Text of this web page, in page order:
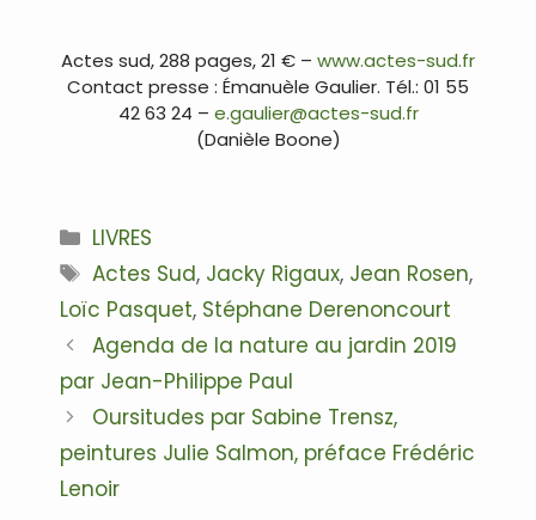
Actes sud, 288 pages, 21 € – www.actes-sud.fr
Contact presse : Émanuèle Gaulier. Tél.: 01 55
42 63 24 – e.gaulier@actes-sud.fr
(Danièle Boone)
Catégories
LIVRES
Étiquettes
Actes Sud, Jacky Rigaux, Jean Rosen,
Loïc Pasquet, Stéphane Derenoncourt
Navigation
des
articles
Agenda de la nature au jardin 2019
par Jean-Philippe Paul
Oursitudes par Sabine Trensz,
peintures Julie Salmon, préface Frédéric
Lenoir